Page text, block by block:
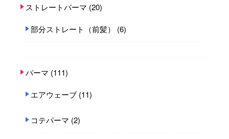
ストレートパーマ (20)
部分ストレート（前髪） (6)
パーマ (111)
エアウェーブ (11)
コテパーマ (2)